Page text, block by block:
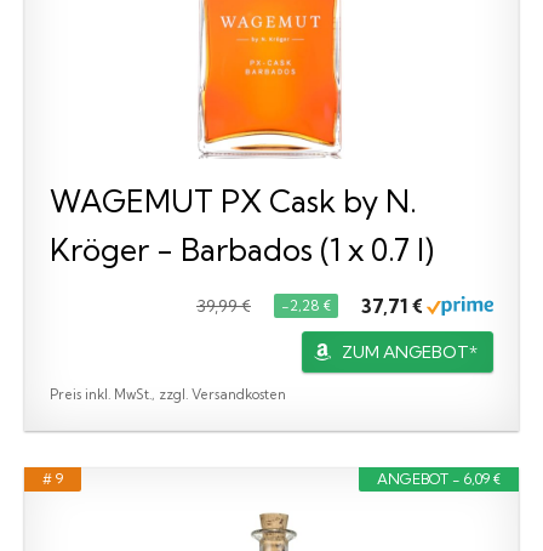
WAGEMUT PX Cask by N.
Kröger - Barbados (1 x 0.7 l)
39,99 € −2,28 € 37,71 €
ZUM ANGEBOT*
Preis inkl. MwSt., zzgl. Versandkosten
ANGEBOT - 6,09 €
# 9